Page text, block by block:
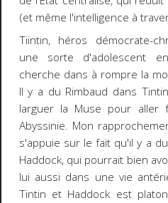
(et même l'intelligence à
Tiintin, héros démocrate-
une sorte d'adolescent
cherche dans à rompre la
Il y a du Rimbaud dans
larguer la Muse pour aller
Abyssinie. Mon
s'appuie sur le fait qu'il y a
Haddock, qui pourrait bien
lui aussi dans une vie
Tintin et Haddock est